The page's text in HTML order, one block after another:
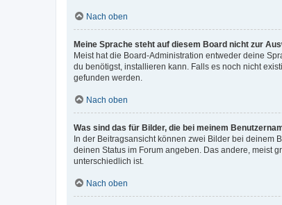
Nach oben
Meine Sprache steht auf diesem Board nicht zur
Meist hat die Board-Administration entweder deine
du benötigst, installieren kann. Falls es noch nicht
gefunden werden.
Nach oben
Was sind das für Bilder, die bei meinem
In der Beitragsansicht können zwei Bilder bei deinem
deinen Status im Forum angeben. Das andere, meist
unterschiedlich ist.
Nach oben